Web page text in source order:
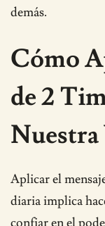
demás.
Cómo
de 2
Aplicar el
diaria implica